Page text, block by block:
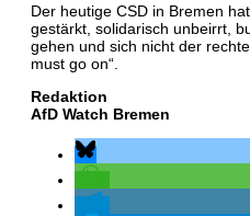
Der heutige CSD in Bremen
gestärkt, solidarisch unbeirrt,
gehen und sich nicht der
must go on“.
Redaktion
AfD Watch Bremen